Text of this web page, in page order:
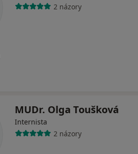
2 názory
MUDr. Olga Toušková
Internista
2 názory